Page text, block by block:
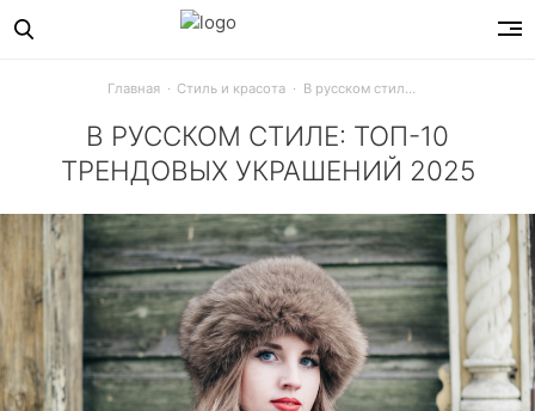
Главная Стиль и красота
В РУССКОМ СТИЛЕ: ТОП-10
ТРЕНДОВЫХ УКРАШЕНИЙ 2025
Этномотивы и русский стиль в тренде как никогда. И